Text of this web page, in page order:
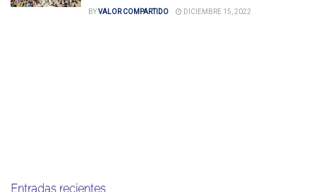
BYVALOR COMPARTIDO DICIEMBRE 15, 2022
Entradas recientes